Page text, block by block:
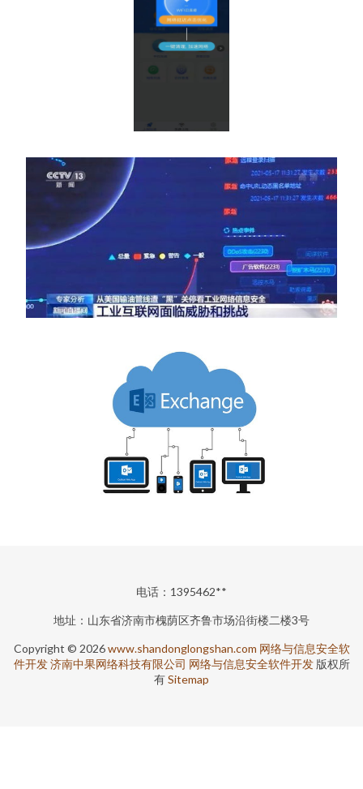
电话：1395462**
地址：山东省济南市槐荫区齐鲁市场沿街楼二楼3号
Copyright © 2026www.shandonglongshan.com 网络与信息安全软
件开发 济南中果网络科技有限公司 网络与信息安全软件开发版权所
有Sitemap